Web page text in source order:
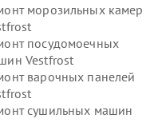
морозильных камер
посудомоечных
Vestfrost
варочных панелей
сушильных машин